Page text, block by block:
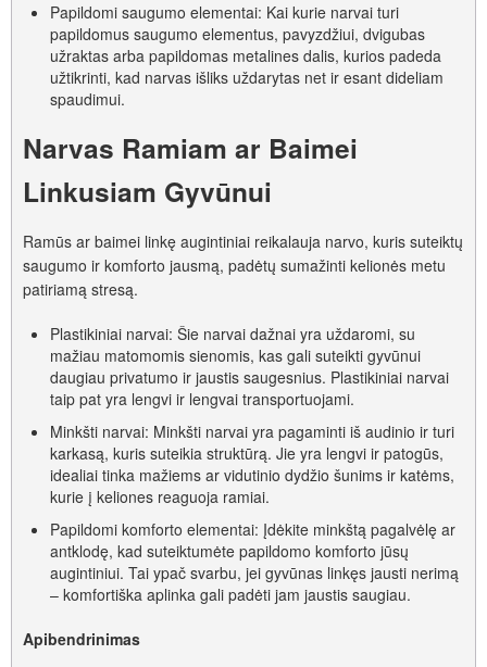
Papildomi saugumo elementai: Kai kurie narvai turi
papildomus saugumo elementus, pavyzdžiui, dvigubas
užraktas arba papildomas metalines dalis, kurios padeda
užtikrinti, kad narvas išliks uždarytas net ir esant dideliam
spaudimui.
Narvas Ramiam ar Baimei
Linkusiam Gyvūnui
Ramūs ar baimei linkę augintiniai reikalauja narvo, kuris suteiktų
saugumo ir komforto jausmą, padėtų sumažinti kelionės metu
patiriamą stresą.
Plastikiniai narvai: Šie narvai dažnai yra uždaromi, su
mažiau matomomis sienomis, kas gali suteikti gyvūnui
daugiau privatumo ir jaustis saugesnius. Plastikiniai narvai
taip pat yra lengvi ir lengvai transportuojami.
Minkšti narvai: Minkšti narvai yra pagaminti iš audinio ir turi
karkasą, kuris suteikia struktūrą. Jie yra lengvi ir patogūs,
idealiai tinka mažiems ar vidutinio dydžio šunims ir katėms,
kurie į keliones reaguoja ramiai.
Papildomi komforto elementai: Įdėkite minkštą pagalvėlę ar
antklodę, kad suteiktumėte papildomo komforto jūsų
augintiniui. Tai ypač svarbu, jei gyvūnas linkęs jausti nerimą
– komfortiška aplinka gali padėti jam jaustis saugiau.
Apibendrinimas